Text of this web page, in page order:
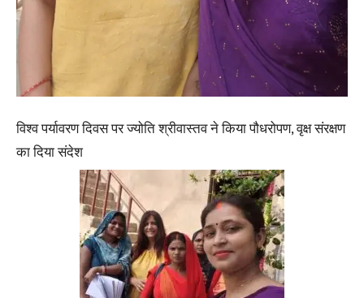
विश्व पर्यावरण दिवस पर ज्योति श्रीवास्तव ने किया पौधरोपण, वृक्ष संरक्षण
का दिया संदेश